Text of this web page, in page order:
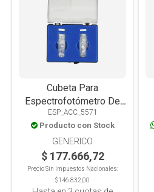
Cubeta Para
Espectrofotómetro De
Cuarzo Q1, Enología
1x10mm Vol 0.35ml x 1
unidad
ESP_ACC_5571
Producto con Stock
GENERICO
$ 177.666,72
Precio Sin Impuestos Nacionales:
$146.832,00